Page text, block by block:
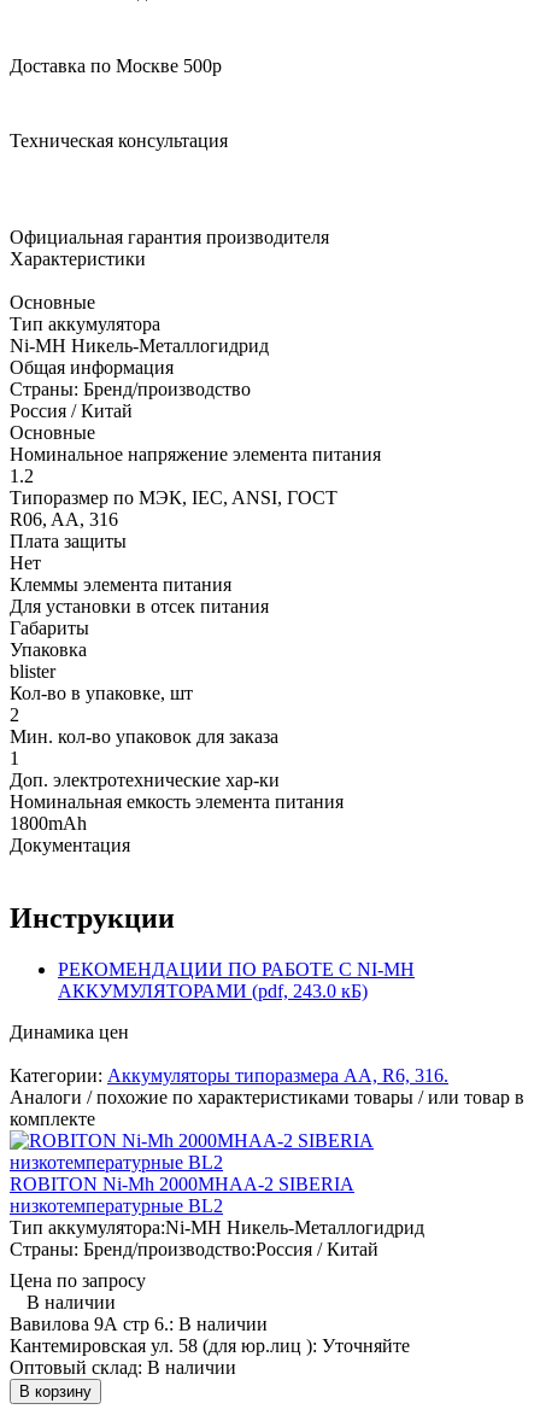
Доставка по Москве 500р
Техническая консультация
Официальная гарантия производителя
Характеристики
Основные
Тип аккумулятора
Ni-MH Никель-Металлогидрид
Общая информация
Страны: Бренд/производство
Россия / Китай
Основные
Номинальное напряжение элемента питания
1.2
Типоразмер по МЭК, IEC, ANSI, ГОСТ
R06, AA, 316
Плата защиты
Нет
Клеммы элемента питания
Для установки в отсек питания
Габариты
Упаковка
blister
Кол-во в упаковке, шт
2
Мин. кол-во упаковок для заказа
1
Доп. электротехнические хар-ки
Номинальная емкость элемента питания
1800mAh
Документация
Инструкции
РЕКОМЕНДАЦИИ ПО РАБОТЕ С NI-MH
АККУМУЛЯТОРАМИ (pdf, 243.0 кБ)
Динамика цен
Категории: Аккумуляторы типоразмера АА, R6, 316.
Аналоги / похожие по характеристиками товары / или товар в
комплекте
ROBITON Ni-Mh 2000MHAA-2 SIBERIA
низкотемпературные BL2
Тип аккумулятора:Ni-MH Никель-Металлогидрид
Страны: Бренд/производство:Россия / Китай
Цена по запросу
В наличии
Вавилова 9А стр 6.: В наличии
Кантемировская ул. 58 (для юр.лиц ): Уточняйте
Оптовый склад: В наличии
В корзину